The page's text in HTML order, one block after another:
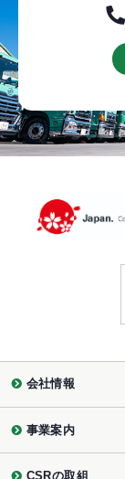
会社情報
事業案内
CSRの取組